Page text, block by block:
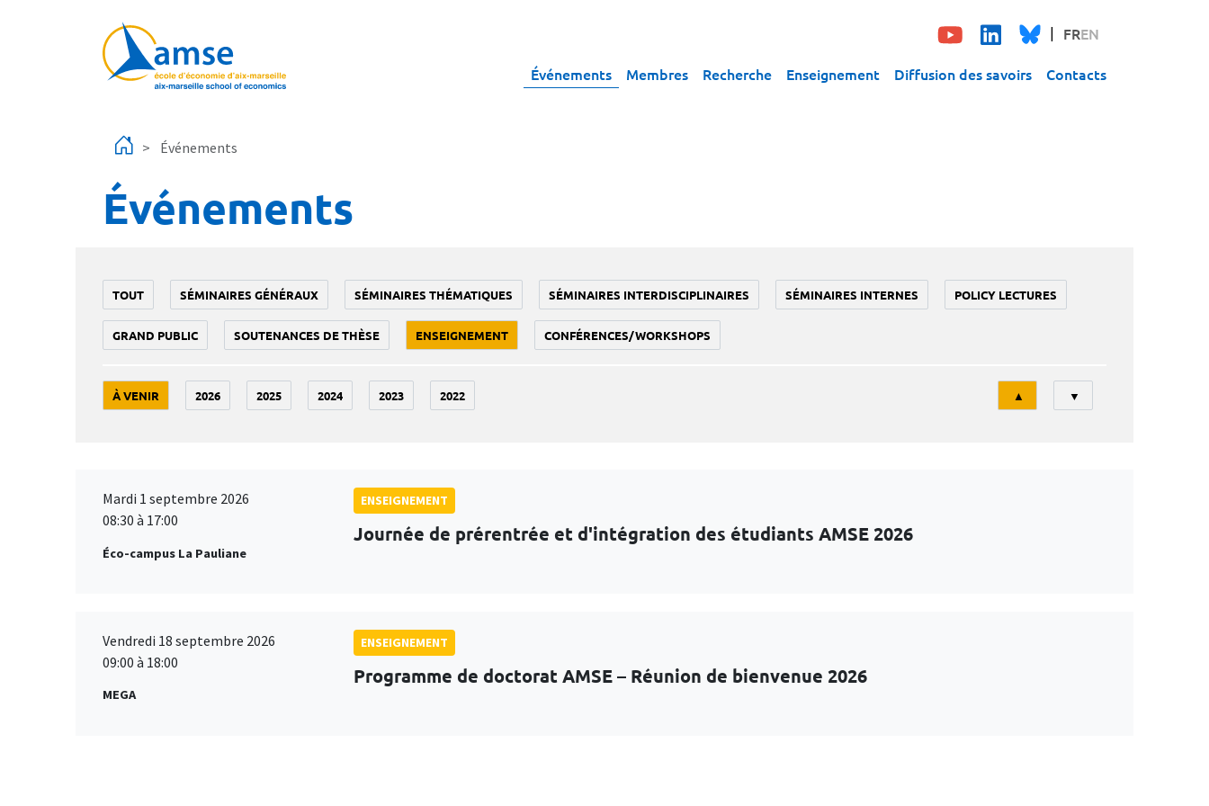
FREN
Événements Membres Recherche Enseignement Diffusion des savoirs Contacts
Événements
Événements
TOUT SÉMINAIRES GÉNÉRAUX SÉMINAIRES THÉMATIQUES SÉMINAIRES INTERDISCIPLINAIRES SÉMINAIRES INTERNES POLICY LECTURES
GRAND PUBLIC SOUTENANCES DE THÈSE ENSEIGNEMENT CONFÉRENCES/WORKSHOPS
À VENIR 2026 2025 2024 2023 2022
Tri
▲ ▼
Mardi 1 septembre 2026
08:30 à 17:00
Éco-campus La Pauliane
ENSEIGNEMENT
Journée de prérentrée et d'intégration des étudiants AMSE 2026
Vendredi 18 septembre 2026
09:00 à 18:00
MEGA
ENSEIGNEMENT
Programme de doctorat AMSE – Réunion de bienvenue 2026